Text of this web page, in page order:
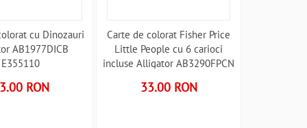
cu Dinozauri
AB1977DICB
E355110
RON
Carte de colorat Fisher Price
Little People cu 6 carioci
incluse Alligator AB3290FPCN
33.00 RON